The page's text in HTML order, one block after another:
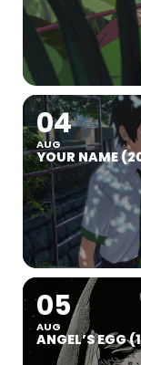
04
AUG
YOUR NAME
05
AUG
ANGEL’S EGG